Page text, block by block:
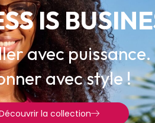
IS
avec puissance.
avec style !
la collection